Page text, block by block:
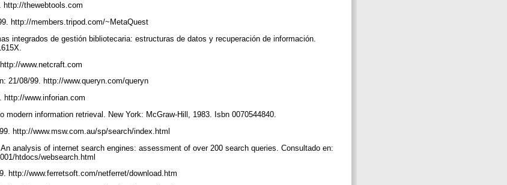
http://thewebtools.com
http://members.tripod.com/~MetaQuest
integrados de gestión bibliotecaria: estructuras de datos y recuperación de información.
www.netcraft.com
21/08/99. http://www.queryn.com/queryn
http://www.inforian.com
information retrieval. New York: McGraw-Hill, 1983. Isbn 0070544840.
http://www.msw.com.au/sp/search/index.html
analysis of internet search engines: assessment of over 200 search queries. Consultado en:
htdocs/websearch.html
http://www.ferretsoft.com/netferret/download.htm